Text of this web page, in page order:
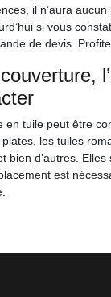
il n’aura
si vous
de devis.
en tuile peut être
plates, les tuiles
bien d’autres.
est